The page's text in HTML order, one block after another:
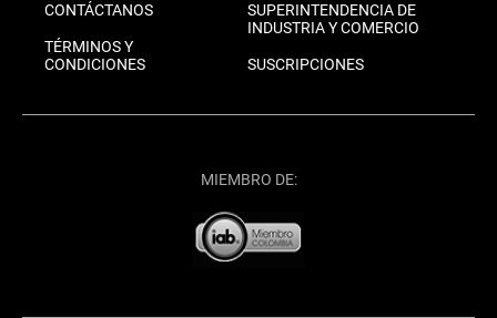
CONTÁCTANOS
TÉRMINOS Y
CONDICIONES
SUPERINTENDENCIA DE
INDUSTRIA Y COMERCIO
SUSCRIPCIONES
MIEMBRO DE: